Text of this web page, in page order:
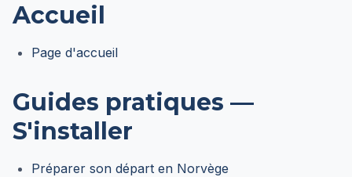
Accueil
Page d'accueil
Guides pratiques —
S'installer
Préparer son départ en Norvège